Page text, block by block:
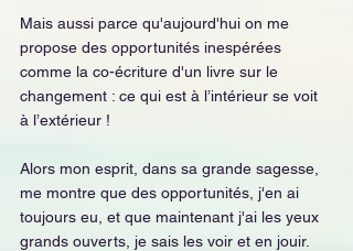
Mais aussi parce qu'aujourd'hui on me
propose des opportunités inespérées
comme la co-écriture d'un livre sur le
changement : ce qui est à l’intérieur se voit
à l’extérieur !
Alors mon esprit, dans sa grande sagesse,
me montre que des opportunités, j'en ai
toujours eu, et que maintenant j'ai les yeux
grands ouverts, je sais les voir et en jouir.